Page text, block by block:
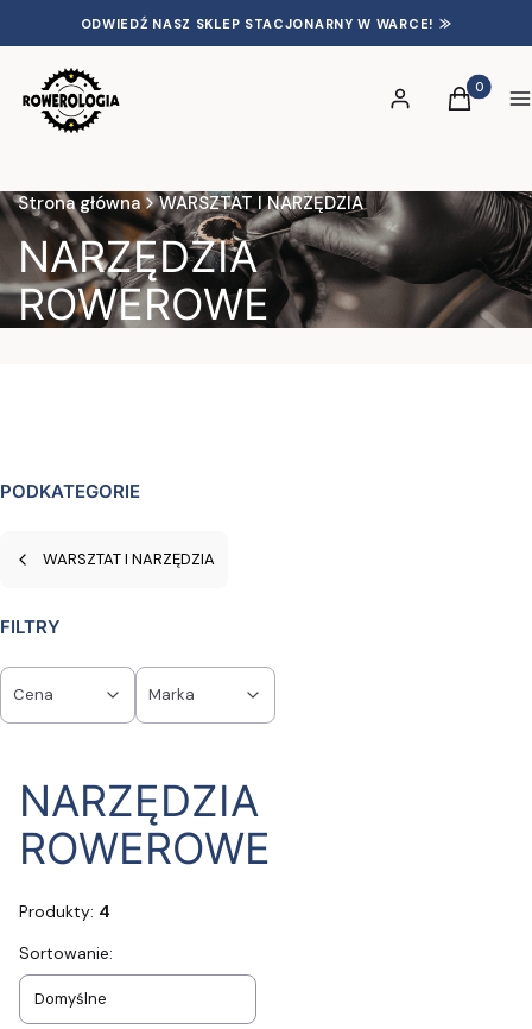
ODWIEDŹ NASZ SKLEP STACJONARNY W WARCE! ⨠
Zaloguj sięProdukty
Koszyk
Strona główna WARSZTAT I NARZĘDZIA
NARZĘDZIA
ROWEROWE
PODKATEGORIE
WARSZTAT I NARZĘDZIA
FILTRY
Cena Marka
NARZĘDZIA
ROWEROWE
Produkty: 4
Lista produktów
Sortowanie:
Domyślne